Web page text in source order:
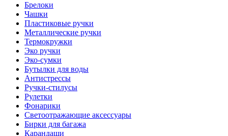
Брелоки
Чашки
Пластиковые ручки
Металлические ручки
Термокружки
Эко ручки
Эко-сумки
Бутылки для воды
Антистрессы
Ручки-стилусы
Рулетки
Фонарики
Светоотражающие аксессуары
Бирки для багажа
Карандаши